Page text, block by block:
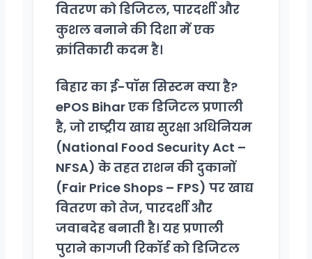
वितरण को डिजिटल, पारदर्शी और
कुशल बनाने की दिशा में एक
क्रांतिकारी कदम है।
बिहार का ई-पॉस सिस्टम क्या है?
ePOS Bihar एक डिजिटल प्रणाली
है, जो राष्ट्रीय खाद्य सुरक्षा अधिनियम
(National Food Security Act –
NFSA) के तहत राशन की दुकानों
(Fair Price Shops – FPS) पर खाद्य
वितरण को तेज, पारदर्शी और
जवाबदेह बनाती है। यह प्रणाली
पुराने कागजी रिकॉर्ड को डिजिटल